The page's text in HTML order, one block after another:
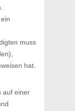
muss
hat.
auf einer